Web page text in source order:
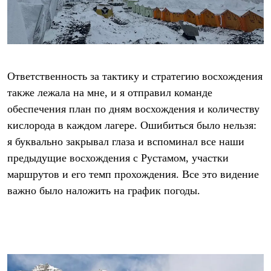
Брюки
Софтшелл одежда
Куртки
Флисовая одежда
Жилеты
Комбинезоны
Термобелье
Комплект термобелья
Палатки и тенты
Палатки
Аксессуары для палаток
Рюкзаки
Экспедиционные
Пуховые
Комбинированные
Ответственность за тактику и стратегию восхождения
также лежала на мне, и я отправил команде
обеспечения план по дням восхождения и количеству
кислорода в каждом лагере. Ошибиться было нельзя:
я буквально закрывал глаза и вспоминал все наши
предыдущие восхождения с Рустамом, участки
маршрутов и его темп прохождения. Все это видение
важно было наложить на график погоды.